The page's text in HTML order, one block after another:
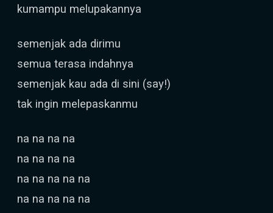
kumampu melupakannya
semenjak ada dirimu
semua terasa indahnya
semenjak kau ada di sini (say!)
tak ingin melepaskanmu
na na na na
na na na na
na na na na na
na na na na na